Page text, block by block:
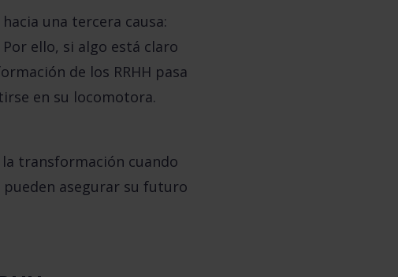
una tercera causa:
ello, si algo está claro
de los RRHH pasa
en su locomotora.
transformación cuando
pueden asegurar su futuro